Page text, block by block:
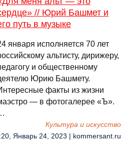
// Юрий Башмет и
путь в музыке
января исполняется 70 лет
альтисту, дирижеру,
и общественному
Юрию Башмету.
факты из жизни
— в фотогалерее «Ъ».
Культура и искусство
Январь 24, 2023 | kommersant.ru